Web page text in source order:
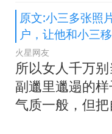
原文:小三多张照
户，让他和小三
火星网友
所以女人千万
副邋里邋遢的
气质一般，但把